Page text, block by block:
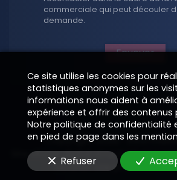
commerciale qui peut découler
demande.
Envoyer
Copyright 2026—
—
Site vitrine digital structuré et
—Modifier vos préférences
Ce site utilise les cookies pour
statistiques anonymes sur les
informations nous aident à
expérience et offrir des contenus
Notre politique de confidentialité
en pied de page dans les
Refuser